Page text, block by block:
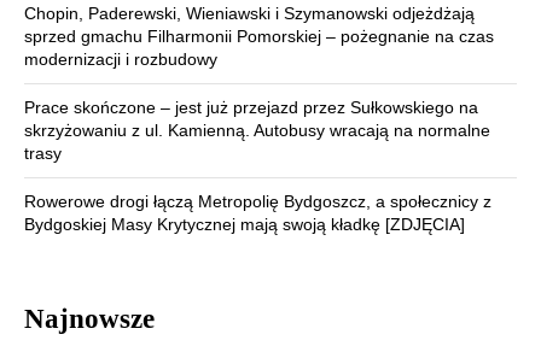
Chopin, Paderewski, Wieniawski i Szymanowski odjeżdżają
sprzed gmachu Filharmonii Pomorskiej – pożegnanie na czas
modernizacji i rozbudowy
Prace skończone – jest już przejazd przez Sułkowskiego na
skrzyżowaniu z ul. Kamienną. Autobusy wracają na normalne
trasy
Rowerowe drogi łączą Metropolię Bydgoszcz, a społecznicy z
Bydgoskiej Masy Krytycznej mają swoją kładkę [ZDJĘCIA]
Najnowsze